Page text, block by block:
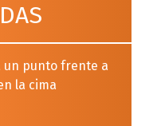
un punto frente a
la cima